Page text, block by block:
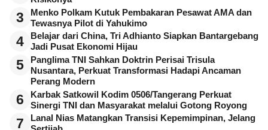
3
Menko Polkam Kutuk Pembakaran Pesawat AMA dan
Tewasnya Pilot di Yahukimo
4
Belajar dari China, Tri Adhianto Siapkan Bantargebang
Jadi Pusat Ekonomi Hijau
5
Panglima TNI Sahkan Doktrin Perisai Trisula
Nusantara, Perkuat Transformasi Hadapi Ancaman
Perang Modern
6
Karbak Satkowil Kodim 0506/Tangerang Perkuat
Sinergi TNI dan Masyarakat melalui Gotong Royong
7
Lanal Nias Matangkan Transisi Kepemimpinan, Jelang